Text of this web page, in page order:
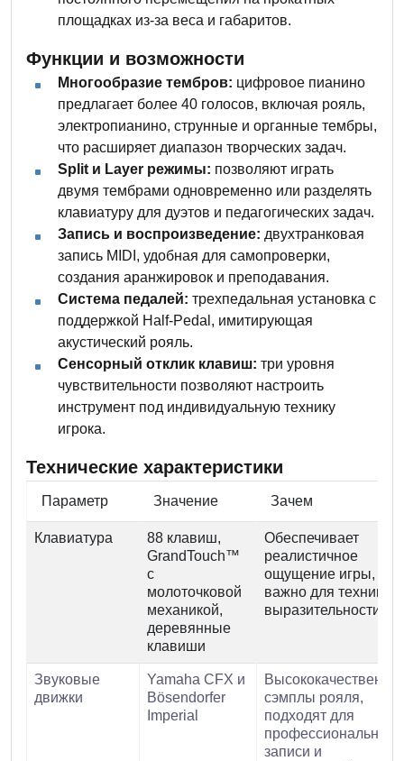
площадках из-за веса и габаритов.
Функции и возможности
Многообразие тембров: цифровое пианино
предлагает более 40 голосов, включая рояль,
электропианино, струнные и органные тембры,
что расширяет диапазон творческих задач.
Split и Layer режимы: позволяют играть
двумя тембрами одновременно или разделять
клавиатуру для дуэтов и педагогических задач.
Запись и воспроизведение: двухтранковая
запись MIDI, удобная для самопроверки,
создания аранжировок и преподавания.
Система педалей: трехпедальная установка с
поддержкой Half-Pedal, имитирующая
акустический рояль.
Сенсорный отклик клавиш: три уровня
чувствительности позволяют настроить
инструмент под индивидуальную технику
игрока.
Технические характеристики
Параметр Значение Зачем
Клавиатура
88 клавиш,
GrandTouch™
с
молоточковой
механикой,
деревянные
клавиши
Обеспечивает
реалистичное
ощущение игры,
важно для техники и
выразительности
Звуковые
движки
Yamaha CFX и
Bösendorfer
Imperial
сэмплы рояля,
подходят для
профессиональной
записи и